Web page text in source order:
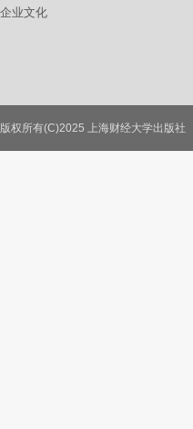
企业文化
联系我们
版权所有(C)2025 上海财经大学出版社